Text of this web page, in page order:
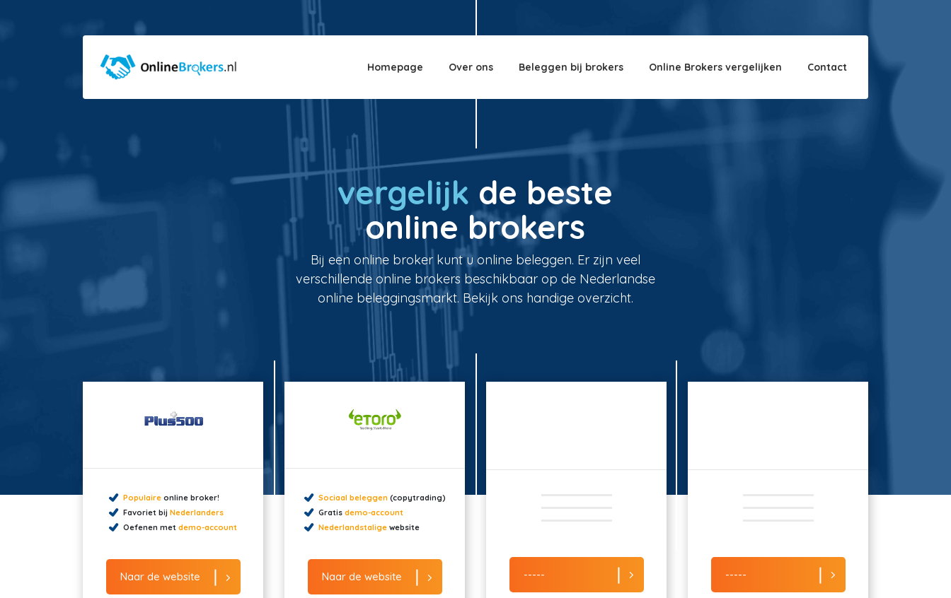
Homepage Over ons Beleggen bij brokers Online Brokers vergelijken Contact
vergelijk de beste
online brokers
Bij een online broker kunt u online beleggen. Er zijn veel
verschillende online brokers beschikbaar op de Nederlandse
online beleggingsmarkt. Bekijk ons handige overzicht.
Populaire online broker!
Favoriet bij Nederlanders
Oefenen met demo-account
Naar de website
Sociaal beleggen (copytrading)
Gratis demo-account
Nederlandstaligewebsite
Naar de website ----- -----